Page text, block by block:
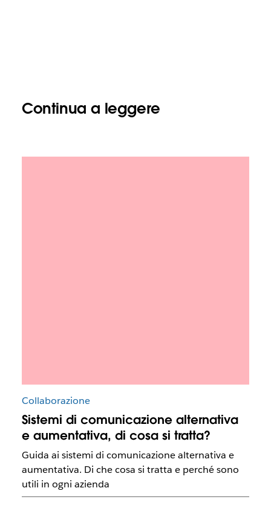
Continua a leggere
Collaborazione
Sistemi di comunicazione alternativa
e aumentativa, di cosa si tratta?
Guida ai sistemi di comunicazione alternativa e
aumentativa. Di che cosa si tratta e perché sono
utili in ogni azienda